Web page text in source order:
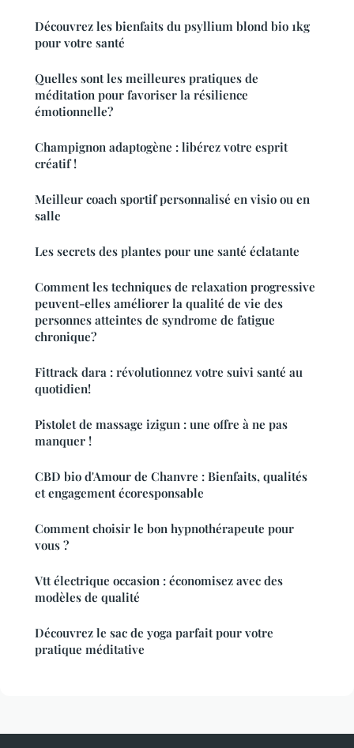
Découvrez les bienfaits du psyllium blond bio 1kg
pour votre santé
Quelles sont les meilleures pratiques de
méditation pour favoriser la résilience
émotionnelle?
Champignon adaptogène : libérez votre esprit
créatif !
Meilleur coach sportif personnalisé en visio ou en
salle
Les secrets des plantes pour une santé éclatante
Comment les techniques de relaxation progressive
peuvent-elles améliorer la qualité de vie des
personnes atteintes de syndrome de fatigue
chronique?
Fittrack dara : révolutionnez votre suivi santé au
quotidien!
Pistolet de massage izigun : une offre à ne pas
manquer !
CBD bio d'Amour de Chanvre : Bienfaits, qualités
et engagement écoresponsable
Comment choisir le bon hypnothérapeute pour
vous ?
Vtt électrique occasion : économisez avec des
modèles de qualité
Découvrez le sac de yoga parfait pour votre
pratique méditative